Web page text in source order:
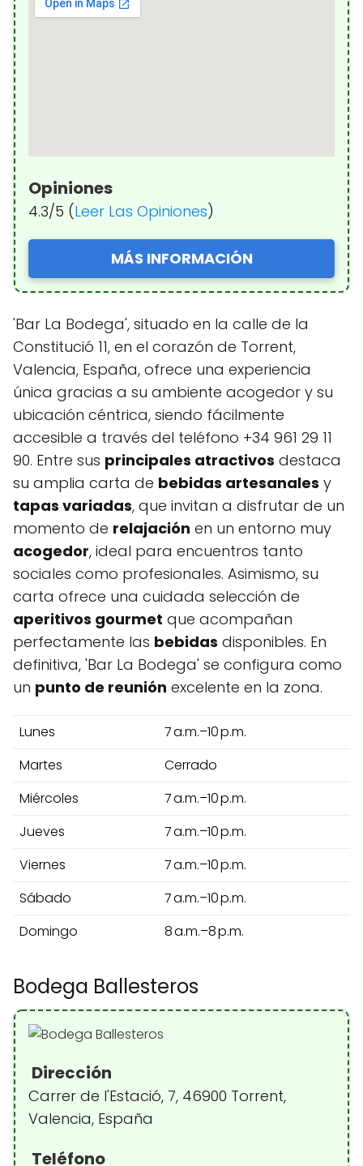
Opiniones
4.3/5 (Leer Las Opiniones)
MÁS INFORMACIÓN
'Bar La Bodega', situado en la calle de la
Constitució 11, en el corazón de Torrent,
Valencia, España, ofrece una experiencia
única gracias a su ambiente acogedor y su
ubicación céntrica, siendo fácilmente
accesible a través del teléfono +34 961 29 11
90. Entre sus principales atractivos destaca
su amplia carta de bebidas artesanales y
tapas variadas, que invitan a disfrutar de un
momento de relajación en un entorno muy
acogedor, ideal para encuentros tanto
sociales como profesionales. Asimismo, su
carta ofrece una cuidada selección de
aperitivos gourmet que acompañan
perfectamente las bebidas disponibles. En
definitiva, 'Bar La Bodega' se configura como
un punto de reunión excelente en la zona.
Lunes
7 a.m.–10 p.m.
Martes
Cerrado
Miércoles
7 a.m.–10 p.m.
Jueves
7 a.m.–10 p.m.
Viernes
7 a.m.–10 p.m.
Sábado
7 a.m.–10 p.m.
Domingo
8 a.m.–8 p.m.
Bodega Ballesteros
Dirección
Carrer de l'Estació, 7, 46900 Torrent,
Valencia, España
Teléfono